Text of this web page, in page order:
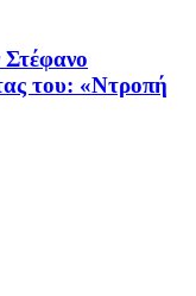
του: «Ντροπή